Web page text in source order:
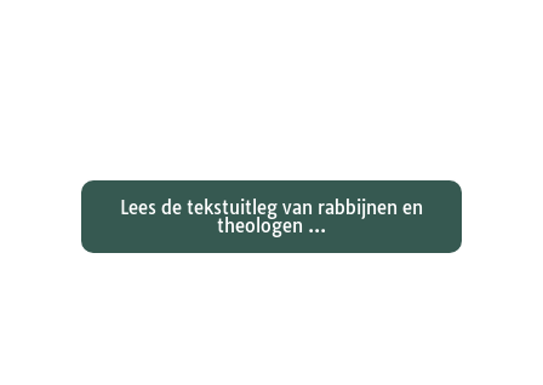
Lees de tekstuitleg van rabbijnen en
theologen ...